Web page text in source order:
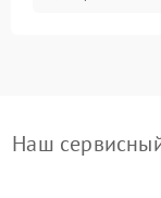
Наш